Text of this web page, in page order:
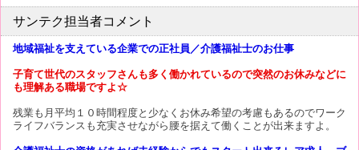
サンテク担当者コメント
地域福祉を支えている企業での正社員／介護福祉士のお仕事
子育て世代のスタッフさんも多く働かれているので突然のお休みなどに
も理解ある職場ですよ☆
残業も月平均１０時間程度と少なくお休み希望の考慮もあるのでワーク
ライフバランスも充実させながら腰を据えて働くことが出来ますよ。